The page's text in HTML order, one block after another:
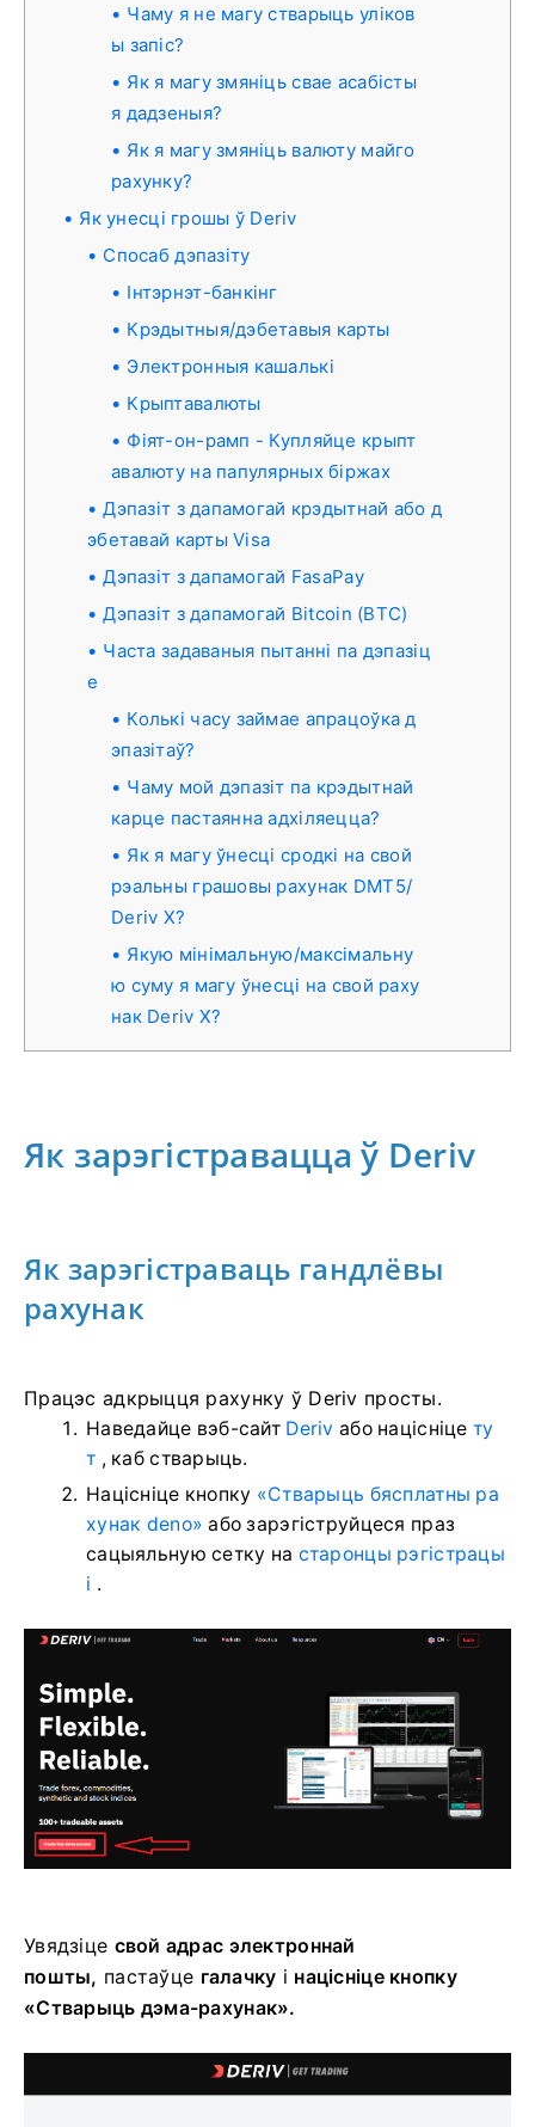
Чаму я не магу стварыць уліков
ы запіс?
Як я магу змяніць свае асабісты
я дадзеныя?
Як я магу змяніць валюту майго
рахунку?
Як унесці грошы ў Deriv
Спосаб дэпазіту
Інтэрнэт-банкінг
Крэдытныя/дэбетавыя карты
Электронныя кашалькі
Крыптавалюты
Фіят-он-рамп - Купляйце крыпт
авалюту на папулярных біржах
Дэпазіт з дапамогай крэдытнай або д
эбетавай карты Visa
Дэпазіт з дапамогай FasaPay
Дэпазіт з дапамогай Bitcoin (BTC)
Часта задаваныя пытанні па дэпазіц
е
Колькі часу займае апрацоўка д
эпазітаў?
Чаму мой дэпазіт па крэдытнай
карце пастаянна адхіляецца?
Як я магу ўнесці сродкі на свой
рэальны грашовы рахунак DMT5/
Deriv X?
Якую мінімальную/максімальну
ю суму я магу ўнесці на свой раху
нак Deriv X?
Як зарэгістравацца ў Deriv
Як зарэгістраваць гандлёвы
рахунак
Працэс адкрыцця рахунку ў Deriv просты.
Наведайце вэб-сайт Deriv або націсніце ту
т , каб стварыць.
Націсніце кнопку «Стварыць бясплатны ра
хунак deno» або зарэгіструйцеся праз
сацыяльную сетку на старонцы рэгістрацы
і .
Увядзіце свой адрас электроннай
пошты, пастаўце галачку і націсніце кнопку
«Стварыць дэма-рахунак».